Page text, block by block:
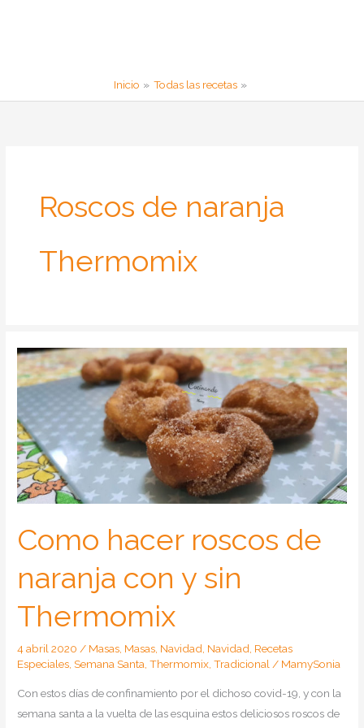
Inicio Todas las recetas
Roscos de naranja
Thermomix
Como hacer roscos de
naranja con y sin
Thermomix
4 abril 2020/ Masas, Masas, Navidad, Navidad, Recetas
Especiales,Semana Santa,Thermomix,Tradicional/ MamySonia
Con estos días de confinamiento por el dichoso covid-19, y con la
semana santa a la vuelta de las esquina estos deliciosos roscos de